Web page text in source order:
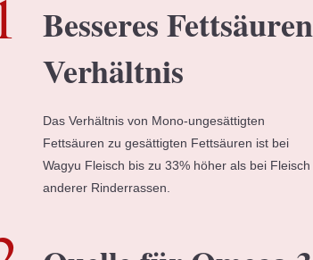
Besseres
Verhältnis
Das Verhältnis von Mono-ungesättigten
Fettsäuren zu gesättigten Fettsäuren ist bei
Wagyu Fleisch bis zu 33% höher als bei Fleisch
anderer Rinderrassen.